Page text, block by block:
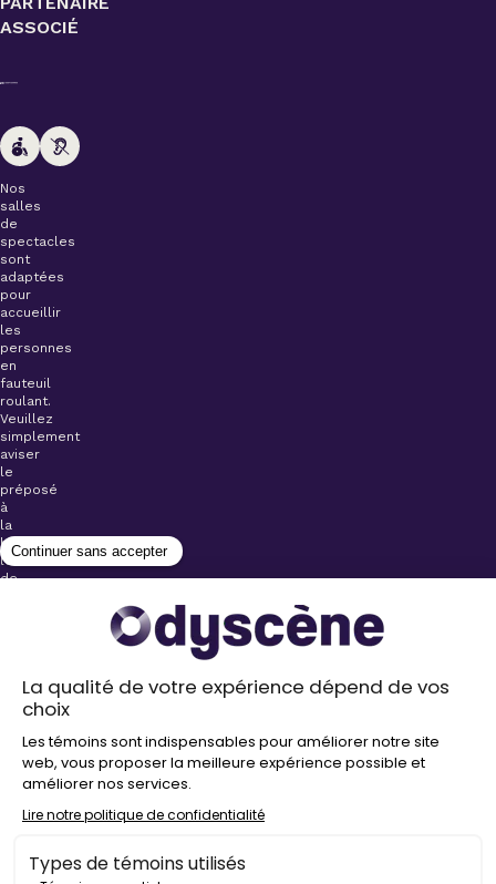
ASSOCIÉ
Nos
salles
de
spectacles
sont
adaptées
pour
accueillir
les
personnes
en
fauteuil
roulant.
Veuillez
simplement
aviser
le
préposé
à
la
billetterie
lors
de
Stationnements
proximité de
nos salles
Politique de
d’auteur